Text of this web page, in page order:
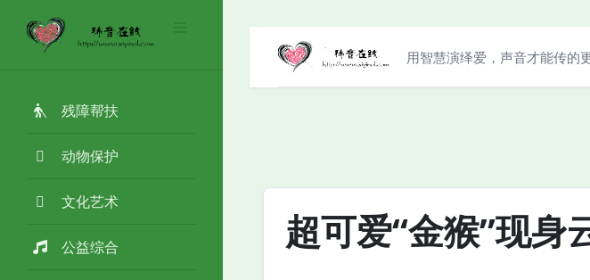
残障帮扶
动物保护
文化艺术
公益综合
用智慧演绎爱，声音才能传的
超可爱“金猴”现身